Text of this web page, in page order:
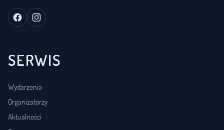
SERWIS
Wydarzenia
Organizatorzy
Aktualności